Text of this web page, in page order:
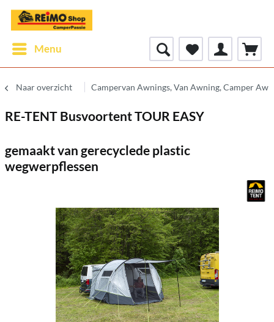
Menu
Naar overzicht Campervan Awnings, Van Awning, Camper
RE-TENT Busvoortent TOUR EASY
gemaakt van gerecyclede plastic
wegwerpflessen